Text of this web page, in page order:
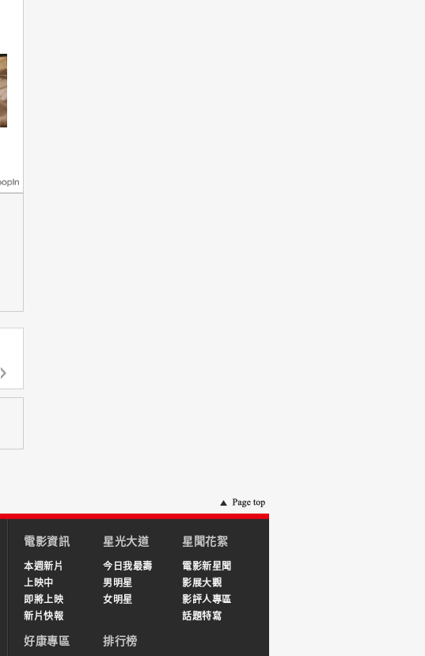
電影資訊
本週新片
上映中
即將上映
新片快報
星光大道
今日我最壽
男明星
女明星
星聞花絮
電影新星聞
影展大觀
影評人專區
話題特寫
好康專區 排行榜